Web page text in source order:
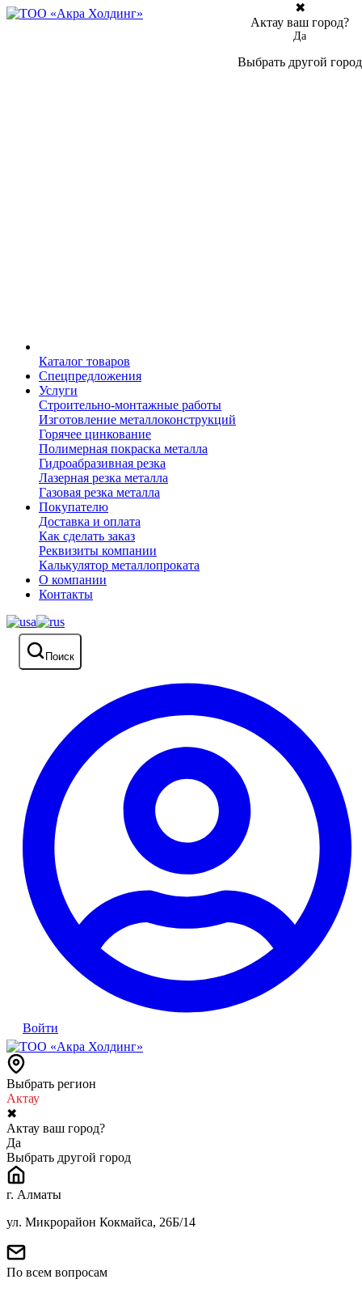
Каталог товаров
Спецпредложения
Услуги
Строительно-монтажные работы
Изготовление металлоконструкций
Горячее цинкование
Полимерная покраска металла
Гидроабразивная резка
Лазерная резка металла
Газовая резка металла
Покупателю
Доставка и оплата
Как сделать заказ
Реквизиты компании
Калькулятор металлопроката
О компании
Контакты
Поиск
Войти
Выбрать регион
Актау
✖
Актау ваш город?
Да
Выбрать другой город
г. Алматы
ул. Микрорайон Кокмайса, 26Б/14
По всем вопросам
✖
Актау ваш город?
Да
Выбрать другой город